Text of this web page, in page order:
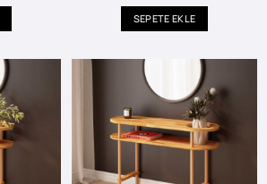
SEPETE EKLE